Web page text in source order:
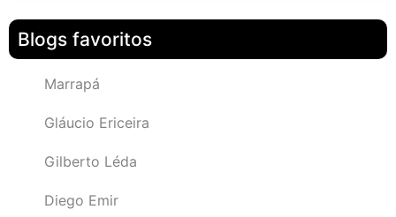
Blogs favoritos
Marrapá
Gláucio Ericeira
Gilberto Léda
Diego Emir